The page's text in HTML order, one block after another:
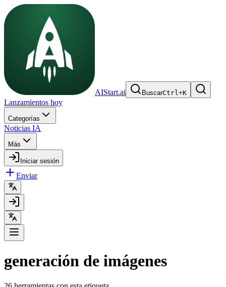
AIStart.ai BuscarCtrl+K
Lanzamientos hoy
Categorías
Noticias IA
Más
Iniciar sesión
Enviar
generación de imágenes